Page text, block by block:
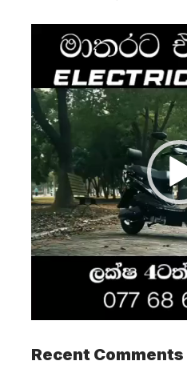
Player
Recent Comments